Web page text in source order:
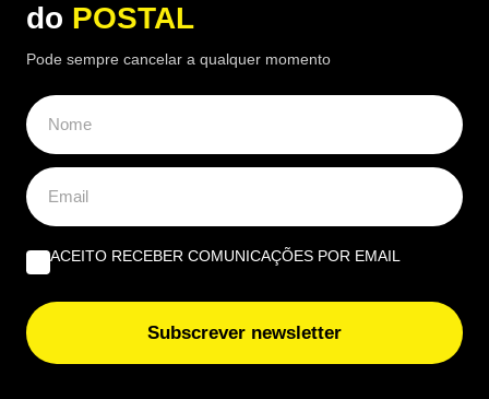
EUROPA
do POSTAL
Pode sempre cancelar a qualquer momento
ACEITO RECEBER COMUNICAÇÕES POR EMAIL
Subscrever newsletter